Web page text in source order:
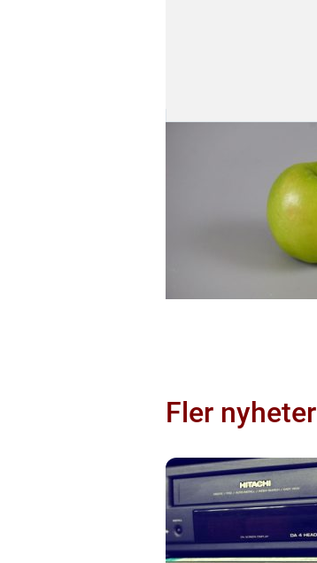
Fler nyheter